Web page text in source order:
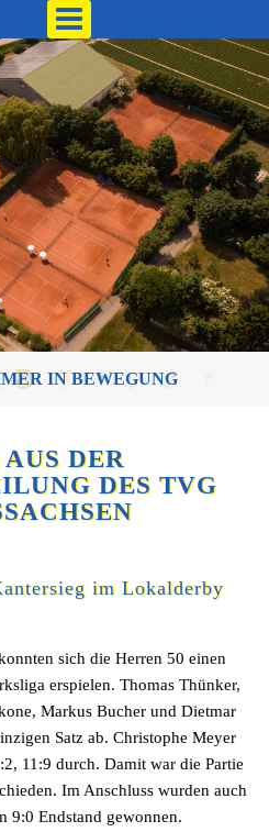
IN BEWEGUNG
AUS DER
DES TVG
im Lokalderby
sich die Herren 50 einen
erspielen. Thomas Thünker,
Markus Bucher und Dietmar
Satz ab. Christophe Meyer
11:9 durch. Damit war die Partie
Im Anschluss wurden auch
9:0 Endstand gewonnen.